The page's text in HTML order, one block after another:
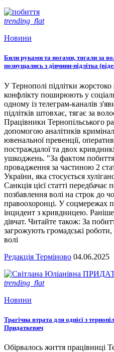
trending_flat
Новини
Били руками та ногами, тягали за
познущались з дівчини-підлітка
У Тернополі підлітки
конфлікту поширюють у
одному із телеграм-каналів
підлітків штовхає, тягає за
Працівники Тернопільського
допомогою аналітиків
ювенальної превенції,
постраждалої та двох
ушкоджень. "За фактом
провадження за частиною 2
України, яка стосується
Санкція цієї статті передбачає
позбавлення волі на строк до
правоохоронці. У соцмережах
інцидент з кривдницею.
дівчат. Читайте також: За
загрожують громадські
волі
Редакція Терміново 04.06.2025
trending_flat
Новини
Трагічна втрата для однієї з
Придаткевич
Обірвалось життя працівниці